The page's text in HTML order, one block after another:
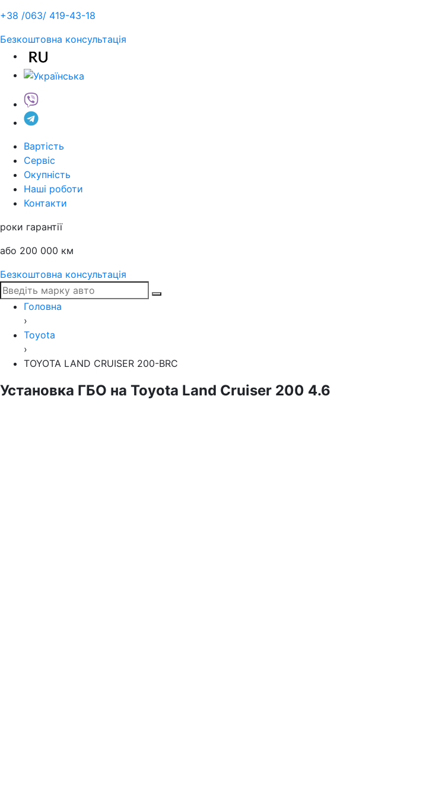
+38 /063/ 419-43-18
Безкоштовна консультація
Вартість
Сервіс
Окупність
Наші роботи
Контакти
роки гарантії
або 200 000 км
Безкоштовна консультація
Головна
›
Toyota
›
TOYOTA LAND CRUISER 200-BRC
Установка ГБО на Toyota Land Cruiser 200 4.6